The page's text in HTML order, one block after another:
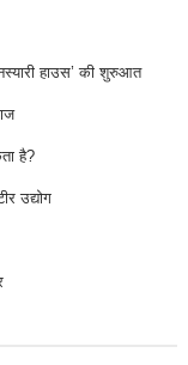
हाउस’ की शुरुआत
है?
उद्योग